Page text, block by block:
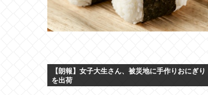
【朗報】女子大生さん、被災地に手作りおにぎり
を出荷